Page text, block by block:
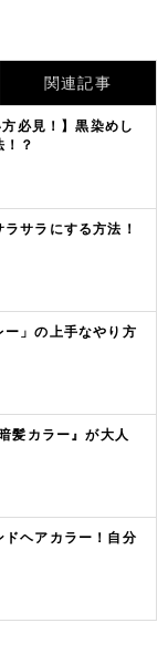
関連記事
必見！】黒染めし
？
サラにする方法！
」の上手なやり方
髪カラー』が大人
ドヘアカラー！自分